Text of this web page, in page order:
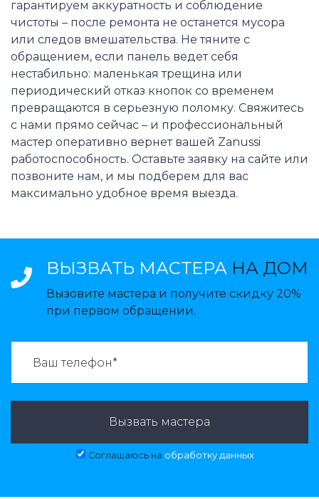
гарантируем аккуратность и соблюдение
чистоты – после ремонта не останется мусора
или следов вмешательства. Не тяните с
обращением, если панель ведет себя
нестабильно: маленькая трещина или
периодический отказ кнопок со временем
превращаются в серьезную поломку. Свяжитесь
с нами прямо сейчас – и профессиональный
мастер оперативно вернет вашей Zanussi
работоспособность. Оставьте заявку на сайте или
позвоните нам, и мы подберем для вас
максимально удобное время выезда.
ВЫЗВАТЬ МАСТЕРА НА ДОМ
Вызовите мастера и получите скидку 20%
при первом обращении.
Вызвать мастера
Соглашаюсь на обработку данных